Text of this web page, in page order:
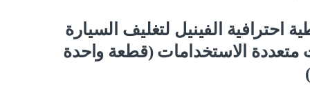
الفينيل لتغليف السيارة
متعددة الاستخدامات (قطعة واحدة